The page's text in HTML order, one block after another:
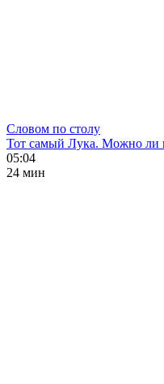
Словом по столу
Тот самый Лука. Можно ли
05:04
24 мин